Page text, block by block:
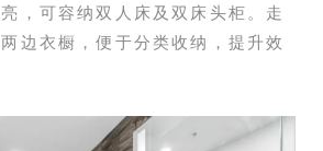
，可容纳双人床及双床头柜。走
边衣橱，便于分类收纳，提升效